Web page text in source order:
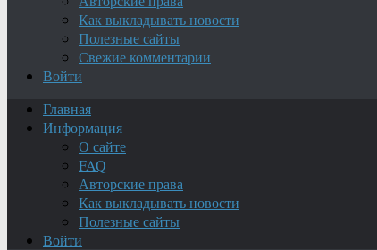
Как выкладывать новости
Полезные сайты
Свежие комментарии
Войти
Главная
Информация
О сайте
FAQ
Авторские права
Как выкладывать новости
Полезные сайты
Войти